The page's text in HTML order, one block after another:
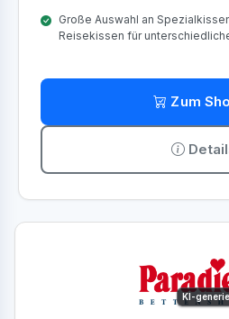
Große Auswahl an
Reisekissen für
Zum
KI-